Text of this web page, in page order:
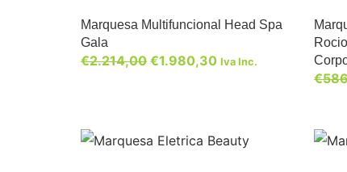
Marquesa Multifuncional Head Spa
Gala
€2.214,00 €1.980,30 Iva Inc.
€